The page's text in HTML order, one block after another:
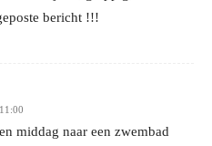
bericht !!!
middag naar een zwembad